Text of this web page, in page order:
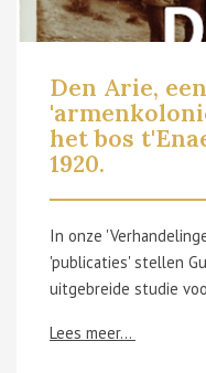
Den Arie,
het bos
1920.
In onze
'publicaties' stellen
Lees meer...